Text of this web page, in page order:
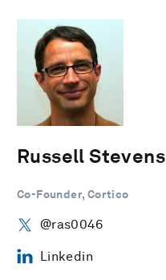
Russell Stevens
Co-Founder, Cortico
@ras0046
Linkedin